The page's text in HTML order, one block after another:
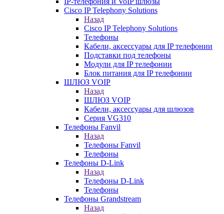
Cisco IP Telephony Solutions
Назад
Cisco IP Telephony Solutions
Телефоны
Кабели, аксессуары для IP телефонии
Подставки под телефоны
Модули для IP телефонии
Блок питания для IP телефонии
ШЛЮЗ VOIP
Назад
ШЛЮЗ VOIP
Кабели, аксессуары для шлюзов
Серия VG310
Телефоны Fanvil
Назад
Телефоны Fanvil
Телефоны
Телефоны D-Link
Назад
Телефоны D-Link
Телефоны
Телефоны Grandstream
Назад